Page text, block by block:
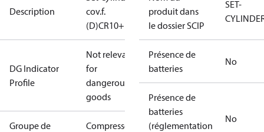
Description
cov.f.
(D)CR10+14
DG Indicator
Profile
Not relevant
for
dangerous
goods
Groupe de
Compressors
produit dans
le dossier SCIP
SET-
Présence de
batteries
No
Présence de
batteries
(réglementation
No